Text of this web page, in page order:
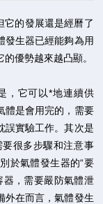
它的發展還是經曆了
發生器已經能夠為用
優勢越來越凸顯。
它可以*地連續供
體是會用完的，需要
誤實驗工作。其次是
很多步驟和注意事
於氣體發生器的“要
器，需要嚴防氣體泄
外在而言，氣體發生